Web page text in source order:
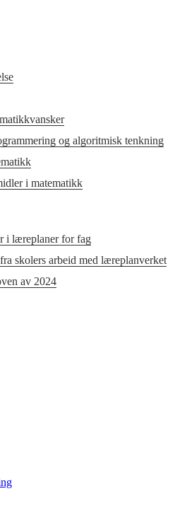
og algoritmisk tenkning
i matematikk
i læreplaner for fag
skolers arbeid med læreplanverket
av 2024